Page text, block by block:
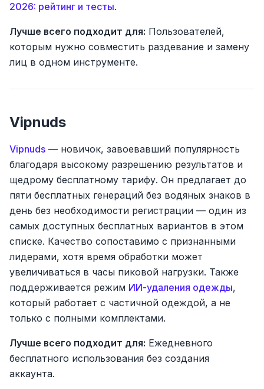
2026: рейтинг и тесты.
Лучше всего подходит для: Пользователей,
которым нужно совместить раздевание и замену
лиц в одном инструменте.
Vipnuds
Vipnuds — новичок, завоевавший популярность
благодаря высокому разрешению результатов и
щедрому бесплатному тарифу. Он предлагает до
пяти бесплатных генераций без водяных знаков в
день без необходимости регистрации — один из
самых доступных бесплатных вариантов в этом
списке. Качество сопоставимо с признанными
лидерами, хотя время обработки может
увеличиваться в часы пиковой нагрузки. Также
поддерживается режим ИИ-удаления одежды,
который работает с частичной одеждой, а не
только с полными комплектами.
Лучше всего подходит для: Ежедневного
бесплатного использования без создания
аккаунта.